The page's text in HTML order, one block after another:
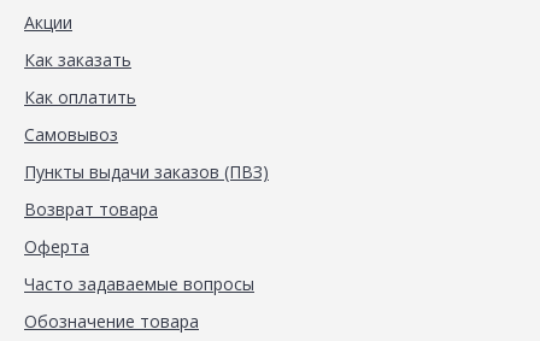
Акции
Как заказать
Как оплатить
Самовывоз
Пункты выдачи заказов (ПВЗ)
Возврат товара
Оферта
Часто задаваемые вопросы
Обозначение товара